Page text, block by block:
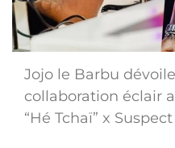
Jojo le Barbu
collaboration éclair
“Hé Tchaï” x